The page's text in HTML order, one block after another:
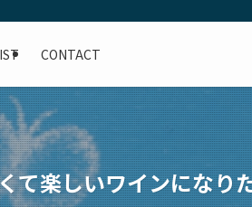
CONTACT
楽しいワインになり